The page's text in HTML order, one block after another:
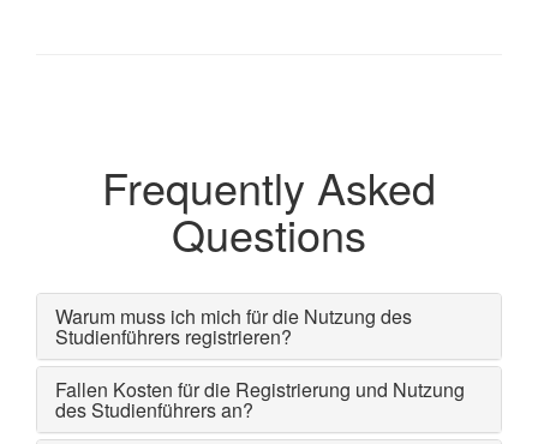
Frequently Asked
Questions
Warum muss ich mich für die Nutzung des
Studienführers registrieren?
Fallen Kosten für die Registrierung und Nutzung
des Studienführers an?